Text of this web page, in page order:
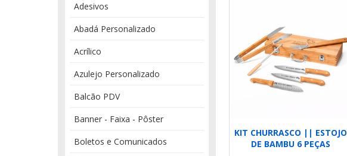
Adesivos
Abadá Personalizado
Acrílico
Azulejo Personalizado
Balcão PDV
Banner - Faixa - Pôster
Boletos e Comunicados
KIT CHURRASCO || ESTOJO
DE BAMBU 6 PEÇAS